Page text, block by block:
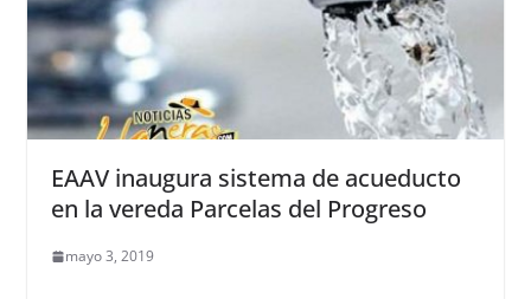
EAAV inaugura sistema de acueducto
en la vereda Parcelas del Progreso
mayo 3, 2019